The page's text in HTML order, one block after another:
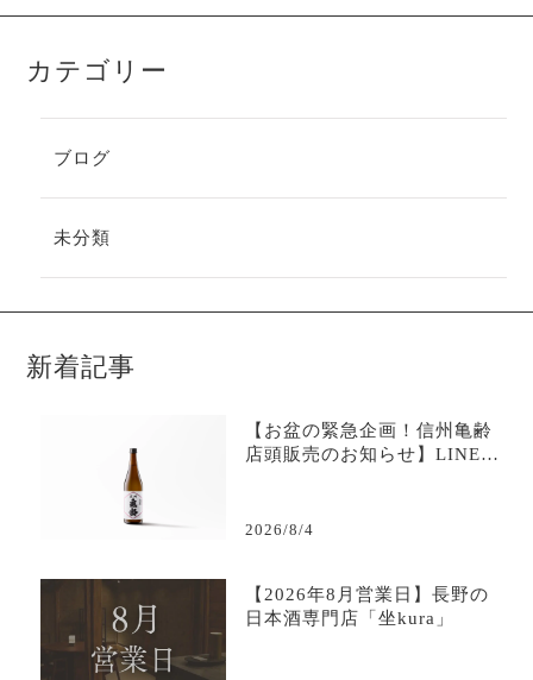
カテゴリー
ブログ
未分類
新着記事
【お盆の緊急企画！信州亀齢
店頭販売のお知らせ】LINE限
2026/8/4
【2026年8月営業日】長野の
日本酒専門店「坐kura」